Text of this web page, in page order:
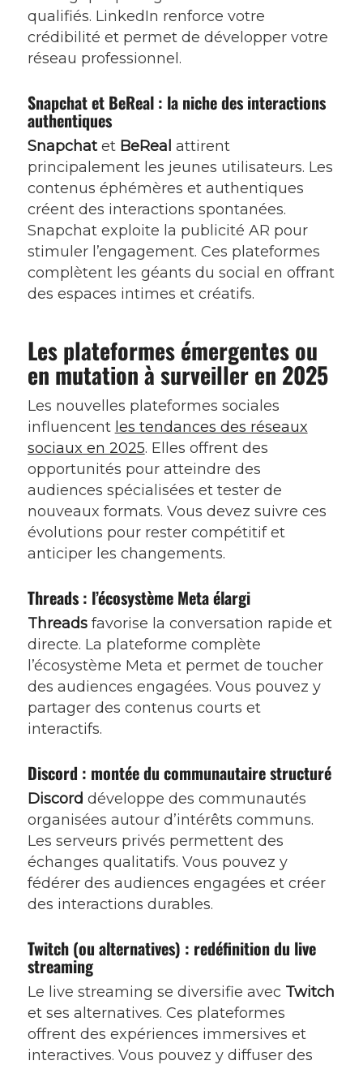
qualifiés. LinkedIn renforce votre
crédibilité et permet de développer votre
réseau professionnel.
Snapchat et BeReal : la niche des interactions
authentiques
Snapchatet BeReal attirent
principalement les jeunes utilisateurs. Les
contenus éphémères et authentiques
créent des interactions spontanées.
Snapchat exploite la publicité AR pour
stimuler l’engagement. Ces plateformes
complètent les géants du social en offrant
des espaces intimes et créatifs.
Les plateformes émergentes ou
en mutation à surveiller en 2025
Les nouvelles plateformes sociales
influencent les tendances des réseaux
sociaux en 2025. Elles offrent des
opportunités pour atteindre des
audiences spécialisées et tester de
nouveaux formats. Vous devez suivre ces
évolutions pour rester compétitif et
anticiper les changements.
Threads : l’écosystème Meta élargi
Threads favorise la conversation rapide et
directe. La plateforme complète
l’écosystème Meta et permet de toucher
des audiences engagées. Vous pouvez y
partager des contenus courts et
interactifs.
Discord : montée du communautaire structuré
Discord développe des communautés
organisées autour d’intérêts communs.
Les serveurs privés permettent des
échanges qualitatifs. Vous pouvez y
fédérer des audiences engagées et créer
des interactions durables.
Twitch (ou alternatives) : redéfinition du live
streaming
Le live streaming se diversifie avec Twitch
et ses alternatives. Ces plateformes
offrent des expériences immersives et
interactives. Vous pouvez y diffuser des